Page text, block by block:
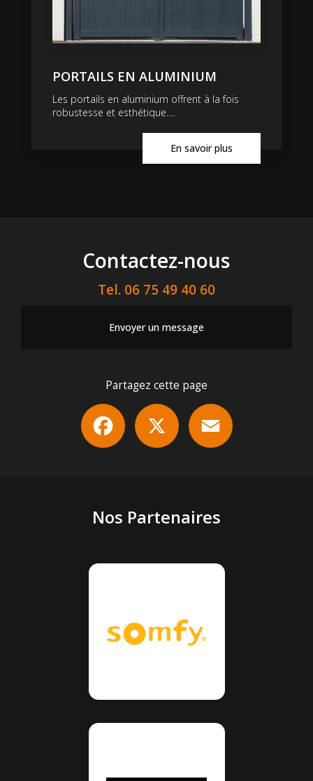
PORTAILS EN ALUMINIUM
Les portails en aluminium offrent à la fois
robustesse et esthétique....
En savoir plus
Contactez-nous
Tel. 06 75 49 40 60
Envoyer un message
Partagez cette page
Facebook
Nos Partenaires